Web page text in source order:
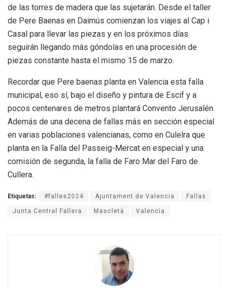
de las torres de madera que las sujetarán. Desde el taller
de Pere Baenas en Daimús comienzan los viajes al Cap i
Casal para llevar las piezas y en los próximos días
seguirán llegando más góndolas en una procesión de
piezas constante hasta el mismo 15 de marzo.
Recordar que Pere baenas planta en Valencia esta falla
municipal, eso sí, bajo el diseño y pintura de Escif y a
pocos centenares de metros plantará Convento Jerusalén.
Además de una decena de fallas más en sección especial
en varias poblaciones valencianas, como en Culelra que
planta en la Falla del Passeig-Mercat en especial y una
comisión de segunda, la falla de Faro Mar del Faro de
Cullera.
Etiquetas: #falles2024 Ajuntament de Valencia Fallas
Junta Central Fallera Mascletà Valencia